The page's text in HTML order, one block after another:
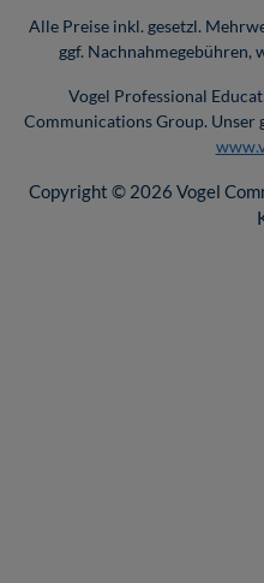
Alle Preise inkl. gesetzl.
ggf. Nachnahmegebühren,
Vogel Professional
Communications Group. Unser
Copyright © 2026 Vogel